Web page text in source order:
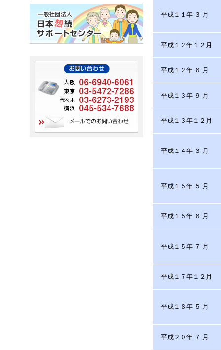
平成１１年 ３ 月
平成１２年１２月
平成１２年 ６ 月
平成１３年 ９ 月
平成１３年１２月
平成１４年 ３ 月
平成１５年 ５ 月
平成１５年 ６ 月
平成１５年 ７ 月
平成１７年１２月
平成１８年 ５ 月
平成２０年 ７ 月